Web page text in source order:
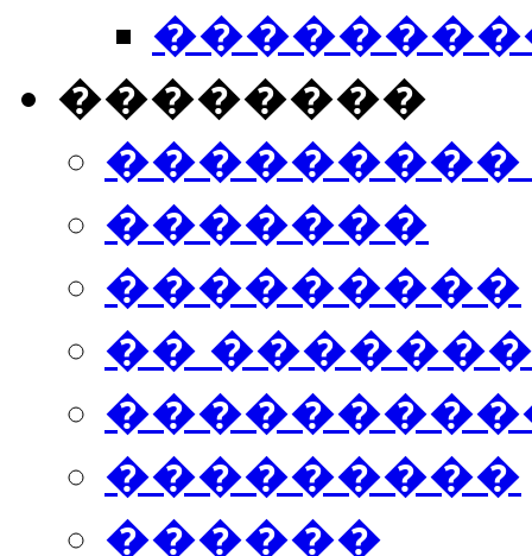
��������
���������
�������
���������
��
���������
������